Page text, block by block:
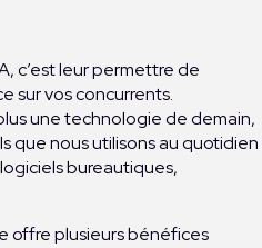
c’est leur permettre de
sur vos concurrents.
une technologie de demain,
que nous utilisons au quotidien
bureautiques,
offre plusieurs bénéfices